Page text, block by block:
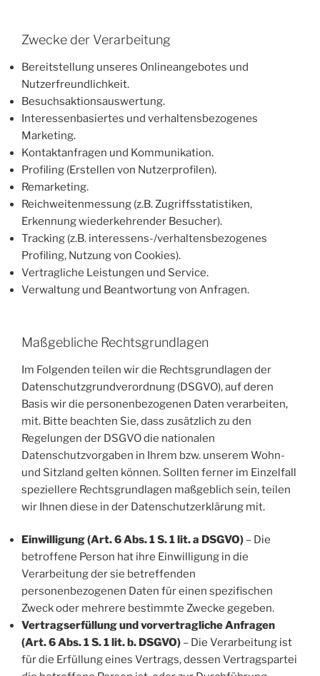
Zwecke der Verarbeitung
Bereitstellung unseres Onlineangebotes und
Nutzerfreundlichkeit.
Besuchsaktionsauswertung.
Interessenbasiertes und verhaltensbezogenes
Marketing.
Kontaktanfragen und Kommunikation.
Profiling (Erstellen von Nutzerprofilen).
Remarketing.
Reichweitenmessung (z.B. Zugriffsstatistiken,
Erkennung wiederkehrender Besucher).
Tracking (z.B. interessens-/verhaltensbezogenes
Profiling, Nutzung von Cookies).
Vertragliche Leistungen und Service.
Verwaltung und Beantwortung von Anfragen.
Maßgebliche Rechtsgrundlagen
Im Folgenden teilen wir die Rechtsgrundlagen der
Datenschutzgrundverordnung (DSGVO), auf deren
Basis wir die personenbezogenen Daten verarbeiten,
mit. Bitte beachten Sie, dass zusätzlich zu den
Regelungen der DSGVO die nationalen
Datenschutzvorgaben in Ihrem bzw. unserem Wohn-
und Sitzland gelten können. Sollten ferner im Einzelfall
speziellere Rechtsgrundlagen maßgeblich sein, teilen
wir Ihnen diese in der Datenschutzerklärung mit.
Einwilligung (Art. 6 Abs. 1 S. 1 lit. a DSGVO) – Die
betroffene Person hat ihre Einwilligung in die
Verarbeitung der sie betreffenden
personenbezogenen Daten für einen spezifischen
Zweck oder mehrere bestimmte Zwecke gegeben.
Vertragserfüllung und vorvertragliche Anfragen
(Art. 6 Abs. 1 S. 1 lit. b. DSGVO) – Die Verarbeitung ist
für die Erfüllung eines Vertrags, dessen Vertragspartei